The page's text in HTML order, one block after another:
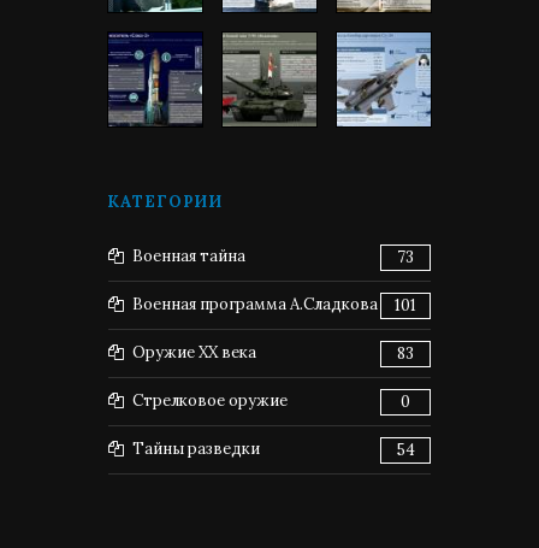
КАТЕГОРИИ
Военная тайна 73
Военная программа А.Сладкова 101
Оружие XX века 83
Стрелковое оружие 0
Тайны разведки 54